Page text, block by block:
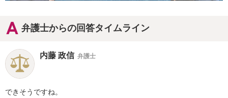
弁護士からの回答タイムライン
内藤 政信 弁護士
できそうですね。